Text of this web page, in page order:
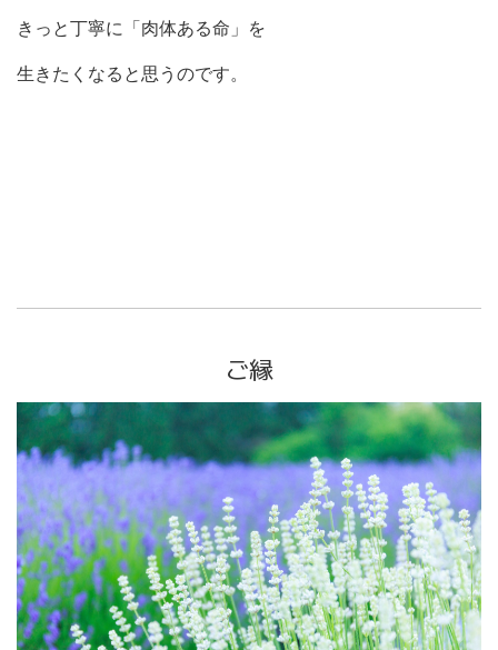
きっと丁寧に「肉体ある命」を
生きたくなると思うのです。
ご縁